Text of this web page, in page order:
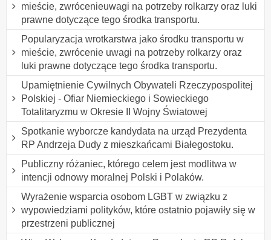
mieście, zwrócenieuwagi na potrzeby rolkarzy oraz luki
prawne dotyczące tego środka transportu.
Popularyzacja wrotkarstwa jako środku transportu w
mieście, zwrócenie uwagi na potrzeby rolkarzy oraz
luki prawne dotyczące tego środka transportu.
Upamiętnienie Cywilnych Obywateli Rzeczypospolitej
Polskiej - Ofiar Niemieckiego i Sowieckiego
Totalitaryzmu w Okresie II Wojny Światowej
Spotkanie wyborcze kandydata na urząd Prezydenta
RP Andrzeja Dudy z mieszkańcami Białegostoku.
Publiczny różaniec, którego celem jest modlitwa w
intencji odnowy moralnej Polski i Polaków.
Wyrażenie wsparcia osobom LGBT w związku z
wypowiedziami polityków, które ostatnio pojawiły się w
przestrzeni publicznej